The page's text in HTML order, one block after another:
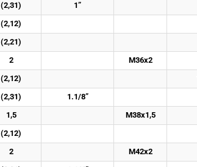
(2,31)
1”
(2,12)
(2,21)
2
M36x2
(2,12)
(2,31)
1.1/8”
1,5
M38x1,5
(2,12)
2
M42x2